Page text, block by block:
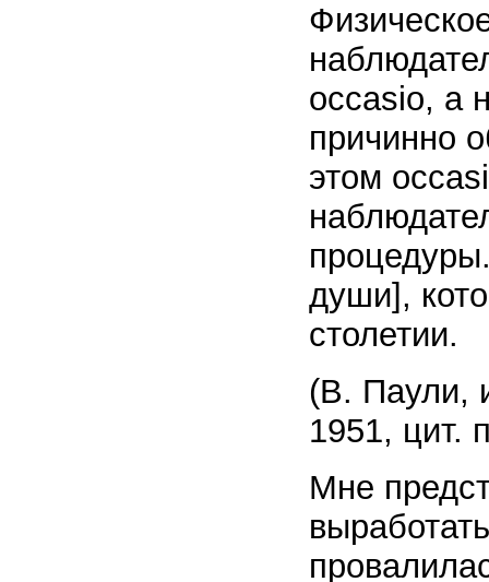
occasio, а
причинно
этом
души],
столетии.
(В. Паули,
1951, цит.
Мне